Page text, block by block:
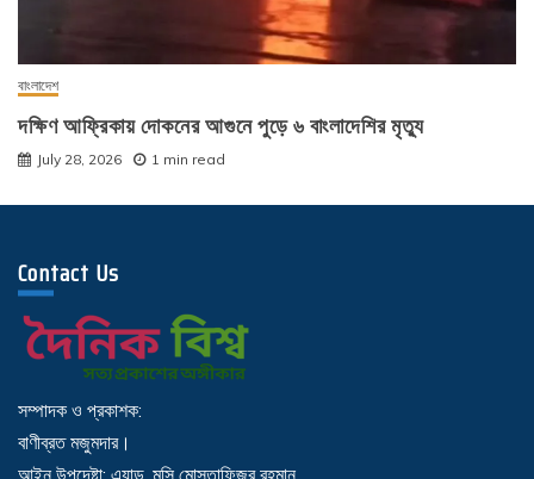
বাংলাদেশ
দক্ষিণ আফ্রিকায় দোকনের আগুনে পুড়ে ৬ বাংলাদেশির মৃত্যু
July 28, 2026 1 min read
Contact Us
সম্পাদক ও প্রকাশক:
বাণীব্রত মজুমদার।